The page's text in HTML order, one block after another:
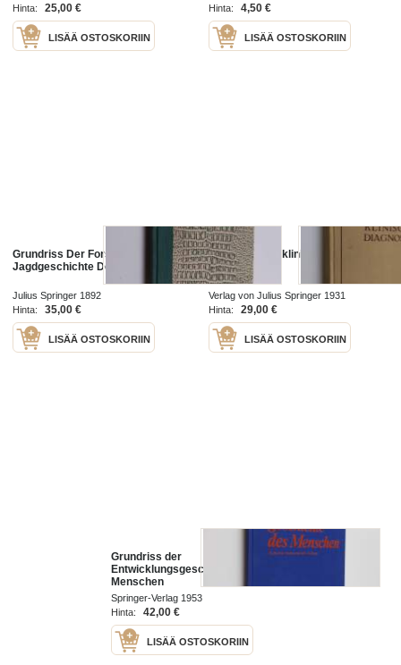
Hinta:
25,00 €
LISÄÄ OSTOSKORIIN
Hinta:
4,50 €
LISÄÄ OSTOSKORIIN
Grundriss Der Forst- und
Jagdgeschichte Deutschlands
Julius Springer 1892
Hinta:
35,00 €
LISÄÄ OSTOSKORIIN
Grundriss der klinischen
diagnostik
Verlag von Julius Springer 1931
Hinta:
29,00 €
LISÄÄ OSTOSKORIIN
Grundriss der
Entwicklungsgeschichte des
Menschen
Springer-Verlag 1953
Hinta:
42,00 €
LISÄÄ OSTOSKORIIN